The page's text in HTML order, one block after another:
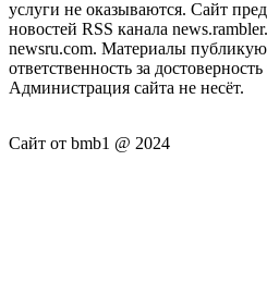
услуги не оказываются. Сайт
новостей RSS канала
newsru.com. Материалы
ответственность за
Администрация сайта не несёт.
Сайт от bmb1 @ 2024